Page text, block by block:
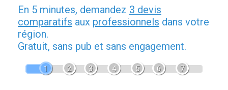
En 5 minutes, demandez 3 devis
comparatifs aux professionnels dans votre
région.
Gratuit, sans pub et sans engagement.
1 2 3 4 5 6 7